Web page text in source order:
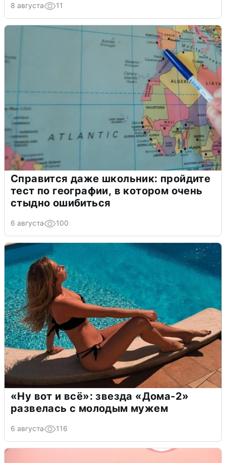
8 августа 11
Справится даже школьник: пройдите
тест по географии, в котором очень
стыдно ошибиться
6 августа 100
«Ну вот и всё»: звезда «Дома-2»
развелась с молодым мужем
6 августа 116